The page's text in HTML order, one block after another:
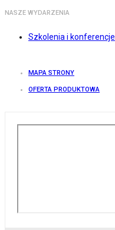
NASZE WYDARZENIA
Szkolenia i konferencje
MAPA STRONY
OFERTA PRODUKTOWA